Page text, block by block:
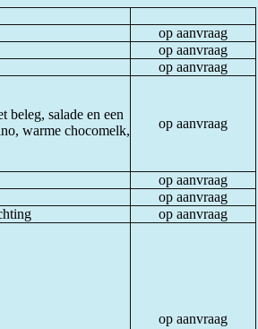
op aanvraag
op aanvraag
op aanvraag
beleg, salade en een
warme chocomelk,
op aanvraag
op aanvraag
op aanvraag
op aanvraag
op aanvraag